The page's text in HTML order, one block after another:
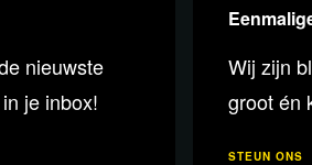
en maak onderdeel
buddy
nieuwste
je inbox!
Wij zijn
groot én
STEUN ONS